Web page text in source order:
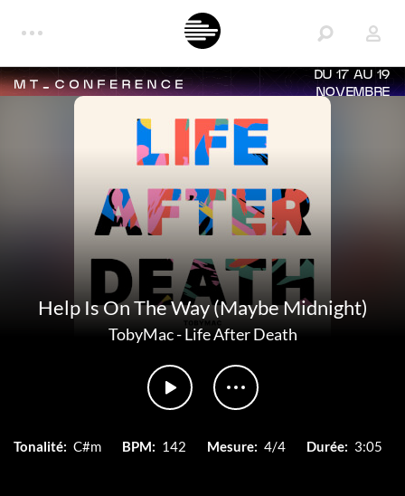
DU 17 AU 19
NOVEMBRE
Help Is On The Way (Maybe Midnight)
TobyMac-Life After Death
Tonalité: C#m BPM: 142 Mesure: 4/4 Durée: 3:05